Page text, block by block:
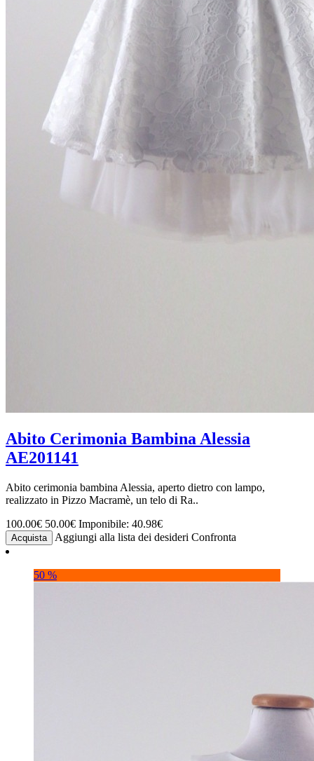
Abito Cerimonia Bambina Alessia
AE201141
Abito cerimonia bambina Alessia, aperto dietro con lampo,
realizzato in Pizzo Macramè, un telo di Ra..
100.00€ 50.00€ Imponibile: 40.98€
Acquista Aggiungi alla lista dei desideri Confronta
50 %